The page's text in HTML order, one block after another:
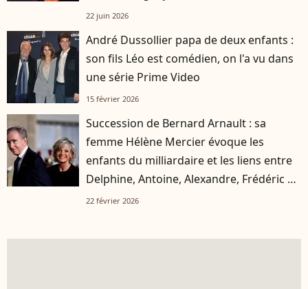
22 juin 2026
André Dussollier papa de deux enfants :
son fils Léo est comédien, on l'a vu dans
une série Prime Video
15 février 2026
Succession de Bernard Arnault : sa
femme Hélène Mercier évoque les
enfants du milliardaire et les liens entre
Delphine, Antoine, Alexandre, Frédéric et
Jean
22 février 2026